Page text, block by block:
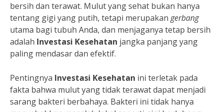
bersih dan terawat. Mulut yang sehat bukan hanya
tentang gigi yang putih, tetapi merupakan gerbang
utama bagi tubuh Anda, dan menjaganya tetap bersih
adalah Investasi Kesehatan jangka panjang yang
paling mendasar dan efektif.
Pentingnya Investasi Kesehatan ini terletak pada
fakta bahwa mulut yang tidak terawat dapat menjadi
sarang bakteri berbahaya. Bakteri ini tidak hanya